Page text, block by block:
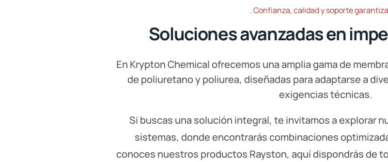
Confianza, calidad y soporte
Soluciones avanzadas en
En Krypton Chemical ofrecemos una amplia gama de
de poliuretano y poliurea, diseñadas para adaptarse a
exigencias técnicas.
Si buscas una solución integral, te invitamos a explorar
sistemas, donde encontrarás combinaciones
conoces nuestros productos Rayston, aquí dispondrás de